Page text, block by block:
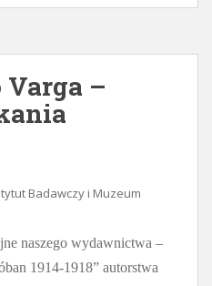
Varga –
Badawczy i Muzeum
naszego wydawnictwa –
1914-1918” autorstwa